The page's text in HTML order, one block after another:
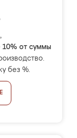
10% от суммы
без %.